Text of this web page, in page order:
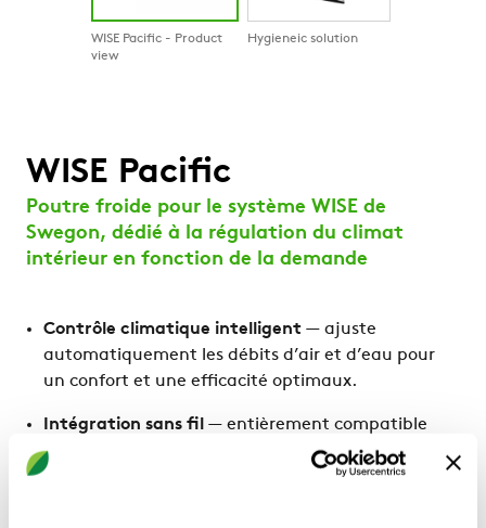
WISE Pacific - Product
view
Hygieneic solution
WISE Pacific
Poutre froide pour le système WISE de
Swegon, dédié à la régulation du climat
intérieur en fonction de la demande
Contrôle climatique intelligent — ajuste
automatiquement les débits d’air et d’eau pour
un confort et une efficacité optimaux.
Intégration sans fil — entièrement compatible
avec le système Swegon WISE pour une mise en
service et une surveillance simplifiées.